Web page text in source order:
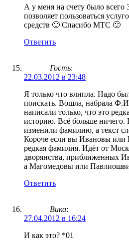
А у меня на счету было
позволяет пользоваться
средств 🙂 Спасибо МТС 🙂
Ответить
Гость:
22.03.2012 в 23:48
Я только что влипла. Надо
поискать. Вошла, набрала
написали только, что это
историю. Всё больше
изменили фамилию, а текст
Короче если вы Ивановы или
редкая фамилия. Идёт от
дворянства, приближенных
а Магомедовы или
Ответить
Вика:
27.04.2012 в 16:24
И как это? *01